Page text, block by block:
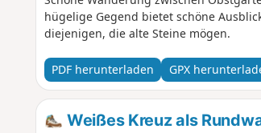
hügelige Gegend bietet schöne
diejenigen, die alte Steine mögen.
PDF herunterladen GPX
Weißes Kreuz als